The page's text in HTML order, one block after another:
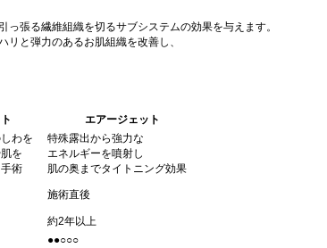
張る繊維組織を切るサブシステムの効果を与えます。
と弾力のあるお肌組織を改善し、
エアージェット
わを
を
術
特殊露出から強力な
エネルギーを噴射し
肌の奥までタイトニング効果
施術直後
約2年以上
●●○○○